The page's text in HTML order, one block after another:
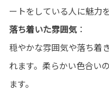
ートをしている人に魅力
落ち着いた雰囲気 ：
穏やかな雰囲気や落ち着
れます。柔らかい色合い
ます。